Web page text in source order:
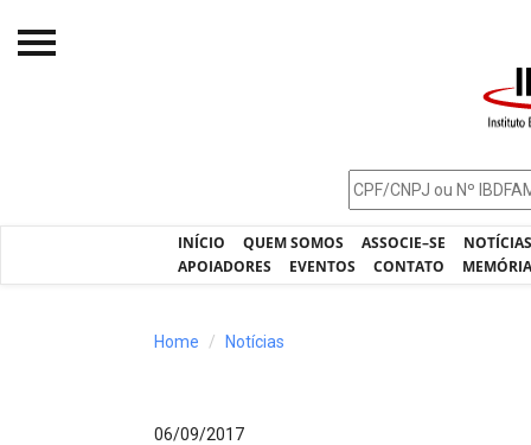
INÍCIO QUEM SOMOS ASSOCIE–SE
APOIADORES
EVENTOS CONTATO
Home Notícias
06/09/2017